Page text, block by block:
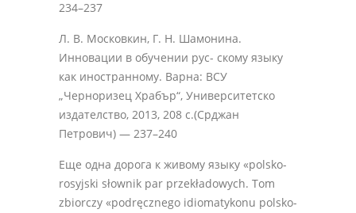
234–237
Л. В. Московкин, Г. Н. Шамонина.
Инновации в обучении рус- скому языку
как иностранному. Варна: ВСУ
„Черноризец Храбър“, Университетско
издателство, 2013, 208 с.(Срджан
Петрович) — 237–240
Еще одна дорога к живому языку «polsko-
rosyjski słownik par przekładowych. Tom
zbiorczy «podręcznego idiomatykonu polsko-